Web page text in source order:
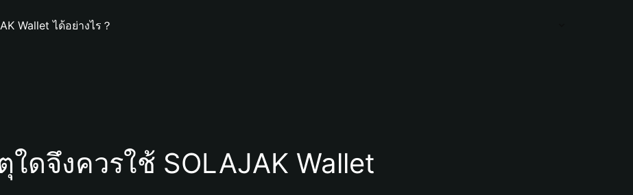
Wallet ได้อย่างไร？
ใดจึงควรใช้ SOLAJAK Wallet